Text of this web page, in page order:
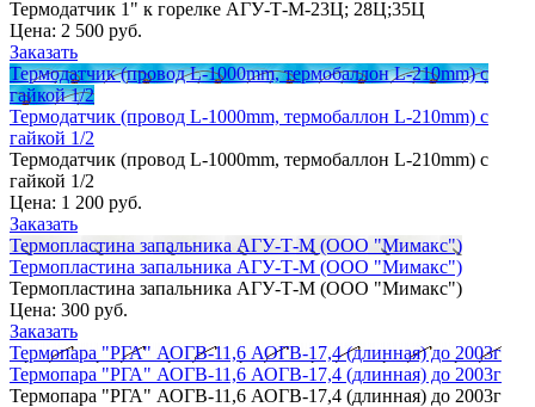
Термодатчик 1" к горелке АГУ-Т-М-23Ц; 28Ц;35Ц
Цена: 2 500 руб.
Заказать
Термодатчик (провод L-1000mm, термобаллон L-210mm) с
гайкой 1/2
Термодатчик (провод L-1000mm, термобаллон L-210mm) с
гайкой 1/2
Термодатчик (провод L-1000mm, термобаллон L-210mm) с
гайкой 1/2
Цена: 1 200 руб.
Заказать
Термопластина запальника АГУ-Т-М (ООО "Мимакс")
Термопластина запальника АГУ-Т-М (ООО "Мимакс")
Термопластина запальника АГУ-Т-М (ООО "Мимакс")
Цена: 300 руб.
Заказать
Термопара "РГА" АОГВ-11,6 АОГВ-17,4 (длинная) до 2003г
Термопара "РГА" АОГВ-11,6 АОГВ-17,4 (длинная) до 2003г
Термопара "РГА" АОГВ-11,6 АОГВ-17,4 (длинная) до 2003г